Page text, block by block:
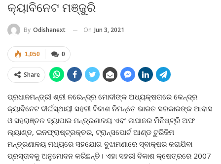
କ୍ୟାବିନେଟ ମଞ୍ଜୁରି
By Odishanext On Jun 3, 2021
0
1,050
Share
ପ୍ରଧାନମନ୍ତ୍ରୀ ଶ୍ରୀ ନରେନ୍ଦ୍ର ମୋଦୀଙ୍କ ଅଧ୍ୟକ୍ଷତାରେ କେନ୍ଦ୍ର
କ୍ୟାବିନେଟ ଦୀର୍ଘସ୍ଥାୟୀ ସହରୀ ବିକାଶ ନିମନ୍ତେ ଭାରତ ସରକାରଙ୍କ ଆବାସ
ଓ ସହରାଞ୍ଚଳ ବ୍ୟାପାର ମନ୍ତ୍ରଣାଳୟ ଏବଂ ଜାପାନର ମିନିଷ୍ଟ୍ରି ଅଫ
ଲ୍ୟାଣ୍ଡ, ଇନଫ୍ରାଷ୍ଟ୍ରକ୍ଚର, ଟ୍ରାନ୍ସପୋର୍ଟ ଆଣ୍ଡ ଟୁରିଜିମ
ମନ୍ତ୍ରଣାଳୟ ମଧ୍ୟରେ ସହଯୋଗ ବୁଝାମଣାରେ ସ୍ବାକ୍ଷର କରାଯିବା
ପ୍ରସ୍ତାବକୁ ଅନୁମୋଦନ କରିଛନ୍ତି। ଏହା ସହରୀ ବିକାଶ କ୍ଷେତ୍ରରେ 2007